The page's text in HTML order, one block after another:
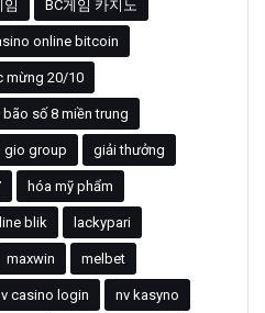
임 BC게임 카지노
online bitcoin
mừng 20/10
bão số 8 miền trung
gio group giải thưởng
hóa mỹ phẩm
blik lackypari
maxwin melbet
casino login nv kasyno